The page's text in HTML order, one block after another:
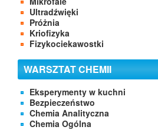
Ultradźwięki
Próżnia
Kriofizyka
Fizykociekawostki
WARSZTAT CHEMII
Eksperymenty w kuchni
Bezpieczeństwo
Chemia Analityczna
Chemia Ogólna